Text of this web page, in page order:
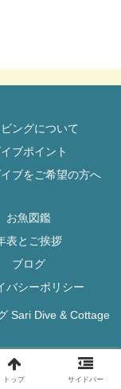
ングについて
ブポイント
ブをご希望の方へ
お魚図鑑
表とご挨拶
ブログ
バシーポリシー
Sari Dive & Cottage
トップ サイドバー